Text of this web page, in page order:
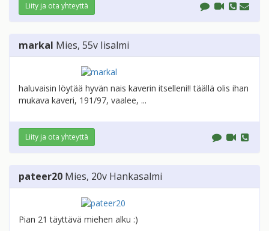
Liity ja ota yhteyttä
markal Mies, 55v Iisalmi
haluvaisin löytää hyvän nais kaverin itselleni!! täällä olis ihan
mukava kaveri, 191/97, vaalee, ...
Liity ja ota yhteyttä
pateer20 Mies, 20v Hankasalmi
Pian 21 täyttävä miehen alku :)